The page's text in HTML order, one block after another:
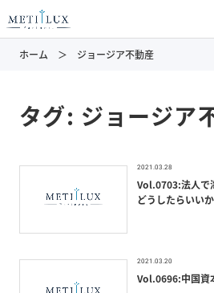
ホーム ジョージア不動産
タグ: ジョージア
2021.03.28
Vol.0703:法人で
どうしたらいい
2021.03.20
Vol.0696:中国資